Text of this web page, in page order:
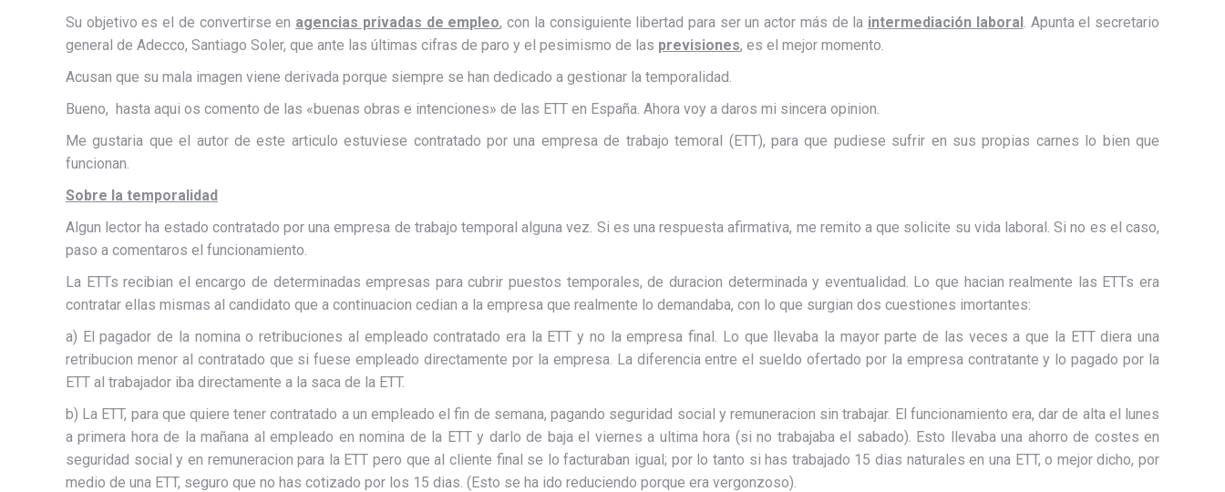
Su objetivo es el de convertirse en agencias privadas de empleo, con la consiguiente libertad para ser un actor más de la intermediación laboral. Apunta el secretario
general de Adecco, Santiago Soler, que ante las últimas cifras de paro y el pesimismo de las previsiones, es el mejor momento.
Acusan que su mala imagen viene derivada porque siempre se han dedicado a gestionar la temporalidad.
Bueno, hasta aqui os comento de las «buenas obras e intenciones» de las ETT en España. Ahora voy a daros mi sincera opinion.
Me gustaria que el autor de este articulo estuviese contratado por una empresa de trabajo temoral (ETT), para que pudiese sufrir en sus propias carnes lo bien que
funcionan.
Sobre la temporalidad
Algun lector ha estado contratado por una empresa de trabajo temporal alguna vez. Si es una respuesta afirmativa, me remito a que solicite su vida laboral. Si no es el caso,
paso a comentaros el funcionamiento.
La ETTs recibian el encargo de determinadas empresas para cubrir puestos temporales, de duracion determinada y eventualidad. Lo que hacian realmente las ETTs era
contratar ellas mismas al candidato que a continuacion cedian a la empresa que realmente lo demandaba, con lo que surgian dos cuestiones imortantes:
a) El pagador de la nomina o retribuciones al empleado contratado era la ETT y no la empresa final. Lo que llevaba la mayor parte de las veces a que la ETT diera una
retribucion menor al contratado que si fuese empleado directamente por la empresa. La diferencia entre el sueldo ofertado por la empresa contratante y lo pagado por la
ETT al trabajador iba directamente a la saca de la ETT.
b) La ETT, para que quiere tener contratado a un empleado el fin de semana, pagando seguridad social y remuneracion sin trabajar. El funcionamiento era, dar de alta el lunes
a primera hora de la mañana al empleado en nomina de la ETT y darlo de baja el viernes a ultima hora (si no trabajaba el sabado). Esto llevaba una ahorro de costes en
seguridad social y en remuneracion para la ETT pero que al cliente final se lo facturaban igual; por lo tanto si has trabajado 15 dias naturales en una ETT, o mejor dicho, por
medio de una ETT, seguro que no has cotizado por los 15 dias. (Esto se ha ido reduciendo porque era vergonzoso).